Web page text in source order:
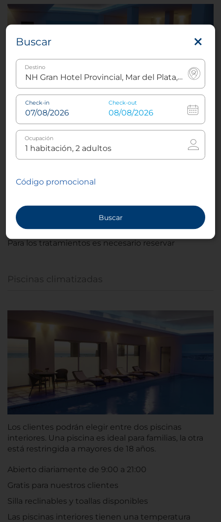
El hotel dispone de un pequeño spa. Cuenta con 3
saunas, incluido un sauna finlandés y una sala de
vapor (baño turco). También se ofrecen diversos
tratamientos como masaje con piedras calientes y
Vestuarios disponibles
Sólo para mayores de 18 años
Para los tratamientos es necesario reservar
Piscinas climatizadas
Los clientes podrán elegir entre dos piscinas
interiores. Una piscina es ideal para familias, la otra
está restringida a mayores de 18 años.
Abierto diariamente de 9:00 a 21:00
Gratis para nuestros clientes
Silla reclinables y toallas disponibles
Las piscinas interiores tienen una temperatura
Buscar
Destino
Check-in Check-out
Ocupación
Código promocional
Buscar